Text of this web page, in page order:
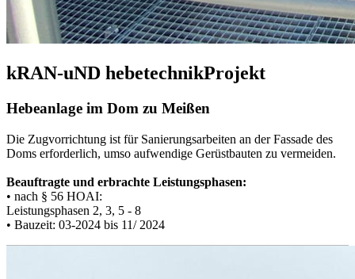
kRAN-uND hebetechnikProjekt
Hebeanlage im Dom zu Meißen
Die Zugvorrichtung ist für Sanierungsarbeiten an der Fassade des
Doms erforderlich, umso aufwendige Gerüstbauten zu vermeiden.
Beauftragte und erbrachte Leistungsphasen:
• nach § 56 HOAI:
Leistungsphasen 2, 3, 5 - 8
• Bauzeit: 03-2024 bis 11/ 2024